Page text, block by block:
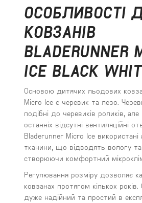
ОСОБЛИВОСТІ
КОВЗАНІВ
BLADERUNNER
ICE BLACK
Основою дитячих льодових
Micro Ice є черевик та лезо.
подібні до черевиків роликів, але
останніх відсутні вентиляційні
Bladerunner Micro Ice використані
тканини, що відводять вологу та
створюючи комфортний
Регулювання розміру дозволяє
ковзанах протягом кількох
дуже надійний та простий в